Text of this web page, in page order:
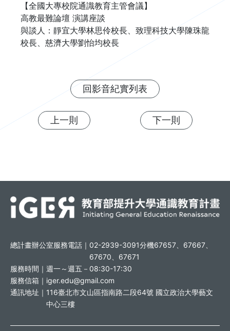
【全國大專校院通識教育主管會議】
高教最難論壇 演講座談
與談人：靜宜大學林思伶校長、致理科技大學陳珠龍
校長、慈濟大學劉怡均校長
回影音紀實列表
上一則 下一則
總計畫辦公室服務電話｜ 02-2939-3091分機67657、67667、
67670、67671
服務時間｜ 週一～週五－08:30-17:30
服務信箱｜ iger.edu@gmail.com
通訊地址｜ 116臺北市文山區指南路二段64號 國立政治大學藝文
中心三樓